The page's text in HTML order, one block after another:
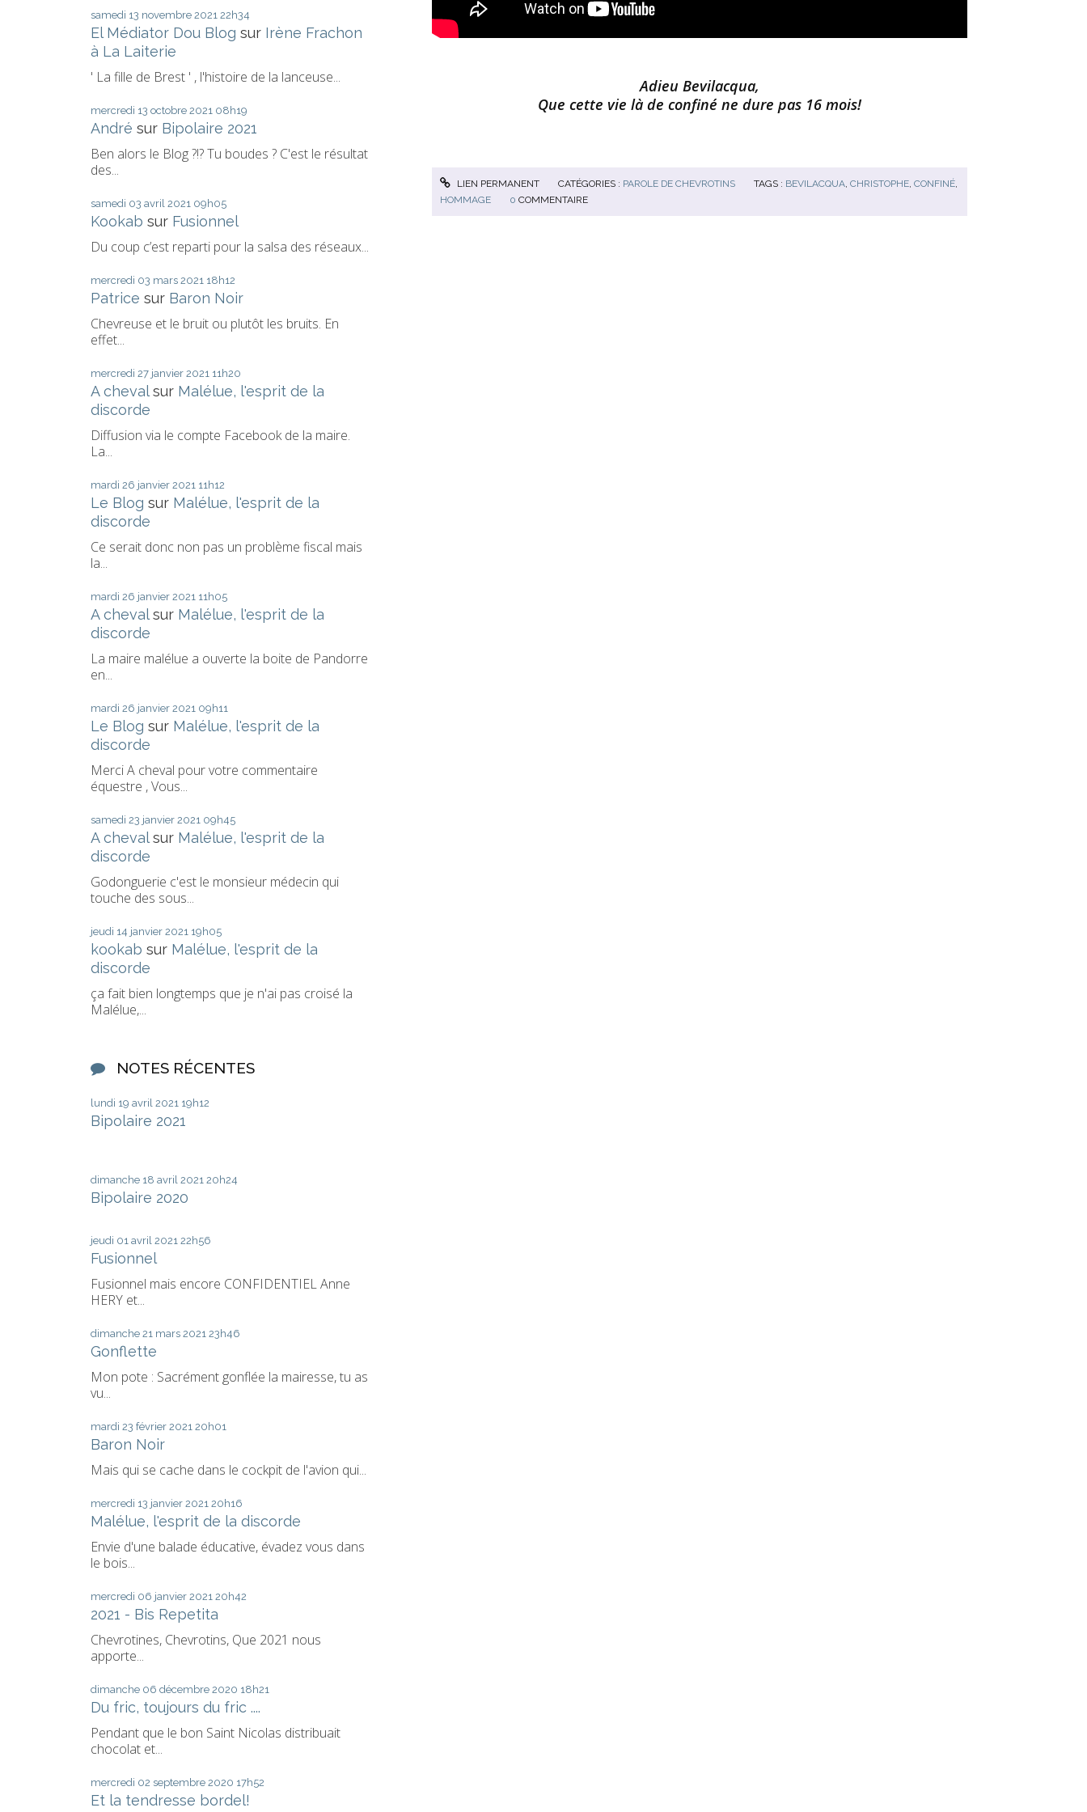
samedi 13 novembre 2021 22h34
El Médiator Dou Blog sur Irène Frachon
à La Laiterie
' La fille de Brest ' , l'histoire de la lanceuse...
mercredi 13 octobre 2021 08h19
André sur Bipolaire 2021
Ben alors le Blog ?!? Tu boudes ? C'est le résultat
des...
samedi 03 avril 2021 09h05
Kookab sur Fusionnel
Du coup c’est reparti pour la salsa des réseaux...
mercredi 03 mars 2021 18h12
Patrice sur Baron Noir
Chevreuse et le bruit ou plutôt les bruits. En
effet...
mercredi 27 janvier 2021 11h20
A chevalsur Malélue, l'esprit de la
discorde
Diffusion via le compte Facebook de la maire.
La...
mardi 26 janvier 2021 11h12
Le Blog sur Malélue, l'esprit de la
discorde
Ce serait donc non pas un problème fiscal mais
la...
mardi 26 janvier 2021 11h05
A chevalsur Malélue, l'esprit de la
discorde
La maire malélue a ouverte la boite de Pandorre
en...
mardi 26 janvier 2021 09h11
Le Blog sur Malélue, l'esprit de la
discorde
Merci A cheval pour votre commentaire
équestre , Vous...
samedi 23 janvier 2021 09h45
A chevalsur Malélue, l'esprit de la
discorde
Godonguerie c'est le monsieur médecin qui
touche des sous...
jeudi 14 janvier 2021 19h05
kookab sur Malélue, l'esprit de la
discorde
ça fait bien longtemps que je n'ai pas croisé la
Malélue,...
NOTES RÉCENTES
lundi 19 avril 2021 19h12
Bipolaire 2021
dimanche 18 avril 2021 20h24
Bipolaire 2020
jeudi 01 avril 2021 22h56
Fusionnel
Fusionnel mais encore CONFIDENTIEL Anne
HERY et...
dimanche 21 mars 2021 23h46
Gonflette
Mon pote : Sacrément gonflée la mairesse, tu as
vu...
mardi 23 février 2021 20h01
Baron Noir
Mais qui se cache dans le cockpit de l'avion qui...
mercredi 13 janvier 2021 20h16
Malélue, l'esprit de la discorde
Envie d'une balade éducative, évadez vous dans
le bois...
mercredi 06 janvier 2021 20h42
2021 - Bis Repetita
Chevrotines, Chevrotins, Que 2021 nous
apporte...
dimanche 06 décembre 2020 18h21
Du fric, toujours du fric ....
Pendant que le bon Saint Nicolas distribuait
chocolat et...
mercredi 02 septembre 2020 17h52
Et la tendresse bordel!
Adieu Bevilacqua,
Que cette vie là de confiné ne dure pas 16 mois!
LIEN PERMANENT CATÉGORIES : PAROLE DE CHEVROTINS TAGS : BEVILACQUA, CHRISTOPHE, CONFINÉ,
HOMMAGE
0 COMMENTAIRE